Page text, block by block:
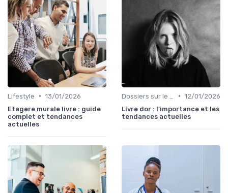
Lifestyle • 13/01/2026
Etagere murale livre : guide
complet et tendances
actuelles
• 12/01/2026
Livre dor : l'importance et les
tendances actuelles